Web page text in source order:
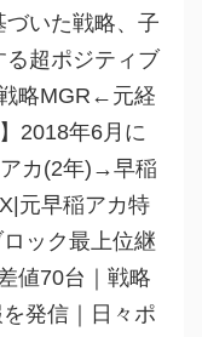
いた戦略、子
超ポジティブ
略MGR←元経
2018年6月に
カ(2年)→早稲
元早稲アカ特
ック最上位継
値70台｜戦略
発信｜日々ポ